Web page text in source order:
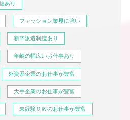
あり
ファッション業界に強い
新卒派遣制度あり
年齢の幅広いお仕事あり
外資系企業のお仕事が豊富
大手企業のお仕事が豊富
未経験ＯＫのお仕事が豊富